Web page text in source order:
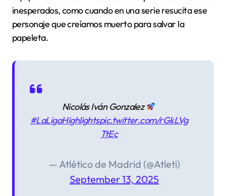
inesperados, como cuando en una serie resucita ese
personaje que creíamos muerto para salvar la
papeleta.
Nicolás Iván Gonzalez
#LaLigaHighlightspic.twitter.com/rGkLVg
TtEc
— Atlético de Madrid (@Atleti)
September 13, 2025